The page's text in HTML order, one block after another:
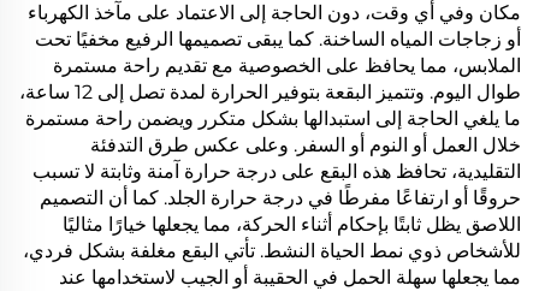
مكان وفي أي وقت، دون الحاجة إلى الاعتماد على مآخذ الكهرباء
أو زجاجات المياه الساخنة. كما يبقى تصميمها الرفيع مخفيًا تحت
الملابس، مما يحافظ على الخصوصية مع تقديم راحة مستمرة
طوال اليوم. وتتميز البقعة بتوفير الحرارة لمدة تصل إلى 12 ساعة،
ما يلغي الحاجة إلى استبدالها بشكل متكرر ويضمن راحة مستمرة
خلال العمل أو النوم أو السفر. وعلى عكس طرق التدفئة
التقليدية، تحافظ هذه البقع على درجة حرارة آمنة وثابتة لا تسبب
حروقًا أو ارتفاعًا مفرطًا في درجة حرارة الجلد. كما أن التصميم
اللاصق يظل ثابتًا بإحكام أثناء الحركة، مما يجعلها خيارًا مثاليًا
للأشخاص ذوي نمط الحياة النشط. تأتي البقع مغلفة بشكل فردي،
مما يجعلها سهلة الحمل في الحقيبة أو الجيب لاستخدامها عند